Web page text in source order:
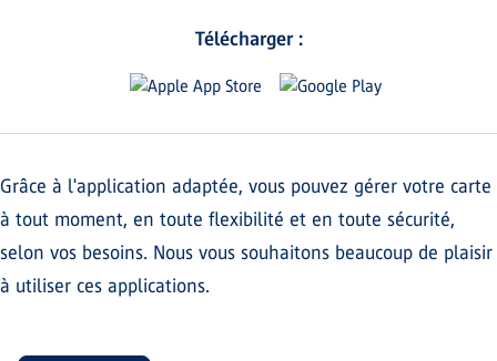
Télécharger :
Grâce à l'application adaptée, vous pouvez gérer votre carte
à tout moment, en toute flexibilité et en toute sécurité,
selon vos besoins. Nous vous souhaitons beaucoup de plaisir
à utiliser ces applications.